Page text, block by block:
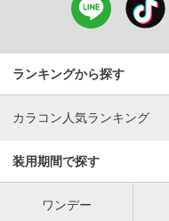
ランキングから探す
カラコン人気ランキング
装用期間で探す
ワンデー